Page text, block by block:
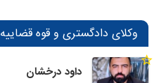
وکلای دادگستری و قوه قضاییه
داود درخشان